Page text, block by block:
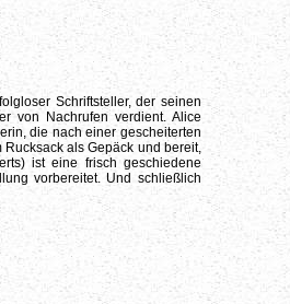
Schriftsteller, der seinen
von Nachrufen verdient. Alice
die nach einer gescheiterten
als Gepäck und bereit,
ist eine frisch geschiedene
vorbereitet. Und schließlich